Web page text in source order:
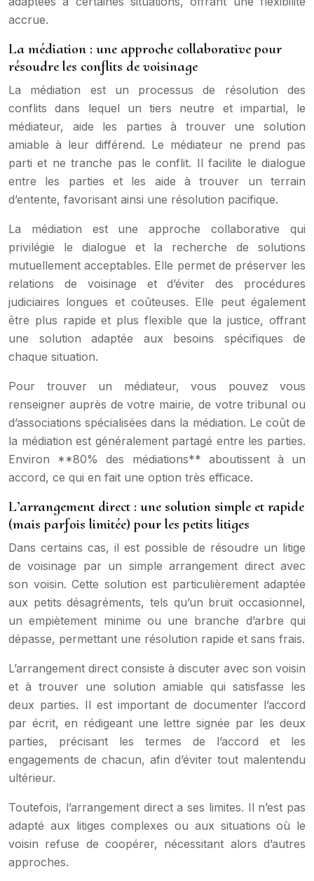
accrue.
La médiation : une approche collaborative pour
résoudre les conflits de voisinage
La médiation est un processus de résolution des
conflits dans lequel un tiers neutre et impartial, le
médiateur, aide les parties à trouver une solution
amiable à leur différend. Le médiateur ne prend pas
parti et ne tranche pas le conflit. Il facilite le dialogue
entre les parties et les aide à trouver un terrain
d’entente, favorisant ainsi une résolution pacifique.
La médiation est une approche collaborative qui
privilégie le dialogue et la recherche de solutions
mutuellement acceptables. Elle permet de préserver les
relations de voisinage et d’éviter des procédures
judiciaires longues et coûteuses. Elle peut également
être plus rapide et plus flexible que la justice, offrant
une solution adaptée aux besoins spécifiques de
chaque situation.
Pour trouver un médiateur, vous pouvez vous
renseigner auprès de votre mairie, de votre tribunal ou
d’associations spécialisées dans la médiation. Le coût de
la médiation est généralement partagé entre les parties.
Environ **80% des médiations** aboutissent à un
accord, ce qui en fait une option très efficace.
L’arrangement direct : une solution simple et rapide
(mais parfois limitée) pour les petits litiges
Dans certains cas, il est possible de résoudre un litige
de voisinage par un simple arrangement direct avec
son voisin. Cette solution est particulièrement adaptée
aux petits désagréments, tels qu’un bruit occasionnel,
un empiètement minime ou une branche d’arbre qui
dépasse, permettant une résolution rapide et sans frais.
L’arrangement direct consiste à discuter avec son voisin
et à trouver une solution amiable qui satisfasse les
deux parties. Il est important de documenter l’accord
par écrit, en rédigeant une lettre signée par les deux
parties, précisant les termes de l’accord et les
engagements de chacun, afin d’éviter tout malentendu
ultérieur.
Toutefois, l’arrangement direct a ses limites. Il n’est pas
adapté aux litiges complexes ou aux situations où le
voisin refuse de coopérer, nécessitant alors d’autres
approches.